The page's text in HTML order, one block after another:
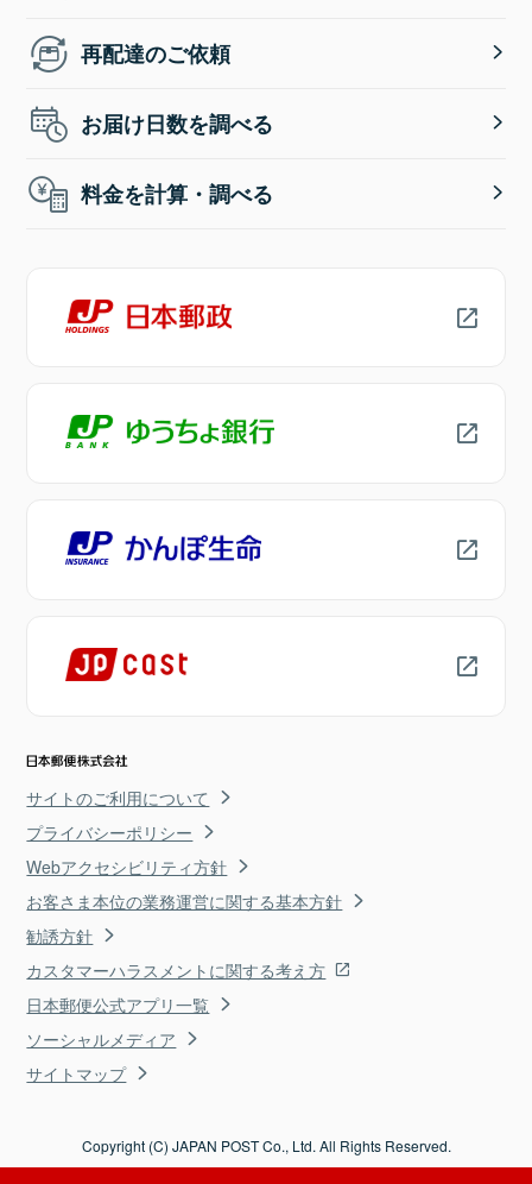
再配達のご依頼
お届け日数を調べる
料金を計算・調べる
サイトのご利用について
プライバシーポリシー
Webアクセシビリティ方針
お客さま本位の業務運営に関する基本方針
勧誘方針
カスタマーハラスメントに関する考え方
日本郵便公式アプリ一覧
ソーシャルメディア
サイトマップ
Copyright (C) JAPAN POST Co., Ltd. All Rights Reserved.